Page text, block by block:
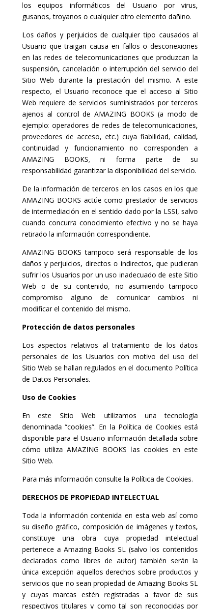
los equipos informáticos del Usuario por virus,
gusanos, troyanos o cualquier otro elemento dañino.
Los daños y perjuicios de cualquier tipo causados al
Usuario que traigan causa en fallos o desconexiones
en las redes de telecomunicaciones que produzcan la
suspensión, cancelación o interrupción del servicio del
Sitio Web durante la prestación del mismo. A este
respecto, el Usuario reconoce que el acceso al Sitio
Web requiere de servicios suministrados por terceros
ajenos al control de AMAZING BOOKS (a modo de
ejemplo: operadores de redes de telecomunicaciones,
proveedores de acceso, etc.) cuya fiabilidad, calidad,
continuidad y funcionamiento no corresponden a
AMAZING BOOKS, ni forma parte de su
responsabilidad garantizar la disponibilidad del servicio.
De la información de terceros en los casos en los que
AMAZING BOOKS actúe como prestador de servicios
de intermediación en el sentido dado por la LSSI, salvo
cuando concurra conocimiento efectivo y no se haya
retirado la información correspondiente.
AMAZING BOOKS tampoco será responsable de los
daños y perjuicios, directos o indirectos, que pudieran
sufrir los Usuarios por un uso inadecuado de este Sitio
Web o de su contenido, no asumiendo tampoco
compromiso alguno de comunicar cambios ni
modificar el contenido del mismo.
Protección de datos personales
Los aspectos relativos al tratamiento de los datos
personales de los Usuarios con motivo del uso del
Sitio Web se hallan regulados en el documento Política
de Datos Personales.
Uso de Cookies
En este Sitio Web utilizamos una tecnología
denominada “cookies”. En la Política de Cookies está
disponible para el Usuario información detallada sobre
cómo utiliza AMAZING BOOKS las cookies en este
Sitio Web.
Para más información consulte la Política de Cookies.
DERECHOS DE PROPIEDAD INTELECTUAL
Toda la información contenida en esta web así como
su diseño gráfico, composición de imágenes y textos,
constituye una obra cuya propiedad intelectual
pertenece a Amazing Books SL (salvo los contenidos
declarados como libres de autor) también serán la
única excepción aquellos derechos sobre productos y
servicios que no sean propiedad de Amazing Books SL
y cuyas marcas estén registradas a favor de sus
respectivos titulares y como tal son reconocidas por